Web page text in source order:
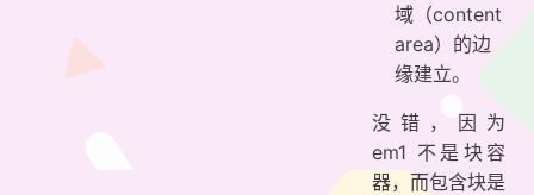
域（content
area）的边
缘建立。
没错，因为
em1 不是块容
器，而包含块是